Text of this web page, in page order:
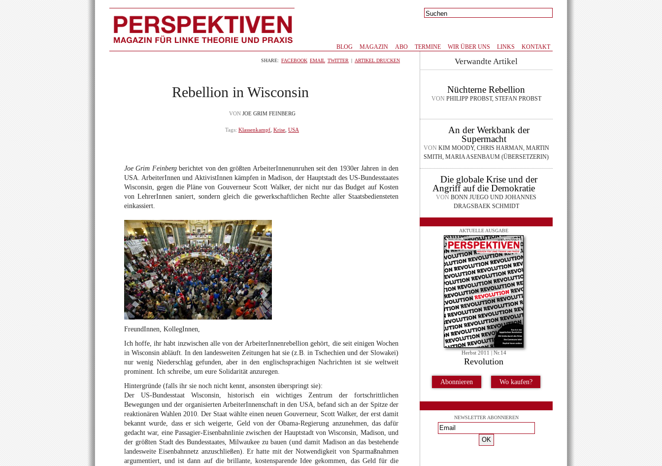
BLOG MAGAZIN ABO TERMINE WIR ÜBER UNS LINKS KONTAKT
ARTIKEL DRUCKEN
|
TWITTER
EMAIL
FACEBOOK
SHARE:
Rebellion in Wisconsin
VON JOE GRIM FEINBERG
Tags: Klassenkampf Krise USA
Joe Grim Feinbergberichtet von den größten ArbeiterInnenunruhen seit den 1930er Jahren in den
USA. ArbeiterInnen und AktivistInnen kämpfen in Madison, der Hauptstadt des US-Bundesstaates
Wisconsin, gegen die Pläne von Gouverneur Scott Walker, der nicht nur das Budget auf Kosten
von LehrerInnen saniert, sondern gleich die gewerkschaftlichen Rechte aller Staatsbediensteten
einkassiert.
FreundInnen, KollegInnen,
Ich hoffe, ihr habt inzwischen alle von der ArbeiterInnenrebellion gehört, die seit einigen Wochen
in Wisconsin abläuft. In den landesweiten Zeitungen hat sie (z.B. in Tschechien und der Slowakei)
nur wenig Niederschlag gefunden, aber in den englischsprachigen Nachrichten ist sie weltweit
prominent. Ich schreibe, um eure Solidarität anzuregen.
Hintergründe (falls ihr sie noch nicht kennt, ansonsten überspringt sie):
Der US-Bundesstaat Wisconsin, historisch ein wichtiges Zentrum der fortschrittlichen
Bewegungen und der organisierten ArbeiterInnenschaft in den USA, befand sich an der Spitze der
reaktionären Wahlen 2010. Der Staat wählte einen neuen Gouverneur, Scott Walker, der erst damit
bekannt wurde, dass er sich weigerte, Geld von der Obama-Regierung anzunehmen, das dafür
gedacht war, eine Passagier-Eisenbahnlinie zwischen der Hauptstadt von Wisconsin, Madison, und
der größten Stadt des Bundesstaates, Milwaukee zu bauen (und damit Madison an das bestehende
landesweite Eisenbahnnetz anzuschließen). Er hatte mit der Notwendigkeit von Sparmaßnahmen
argumentiert, und ist dann auf die brillante, kostensparende Idee gekommen, das Geld für die
Verwandte Artikel
Nüchterne Rebellion
VON PHILIPP PROBST, STEFAN PROBST
An der Werkbank der
Supermacht
VON KIM MOODY, CHRIS HARMAN, MARTIN
SMITH, MARIA ASENBAUM (ÜBERSETZERIN)
Die globale Krise und der
Angriff auf die Demokratie
VON BONN JUEGO UND JOHANNES
DRAGSBAEK SCHMIDT
AKTUELLE AUSGABE
Herbst 2011 | Nr.14
Revolution
Abonnieren Wo kaufen?
NEWSLETTER ABONNIEREN